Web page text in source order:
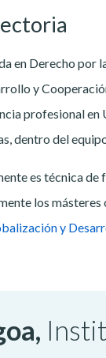
en Derecho por
y
profesional en
dentro del
es técnica de
los másteres
y